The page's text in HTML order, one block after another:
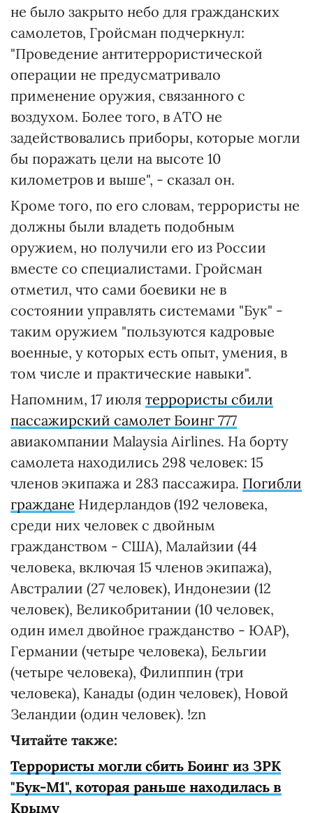
не было закрыто небо для гражданских
самолетов, Гройсман подчеркнул:
"Проведение антитеррористической
операции не предусматривало
применение оружия, связанного с
воздухом. Более того, в АТО не
задействовались приборы, которые могли
бы поражать цели на высоте 10
километров и выше", - сказал он.
Кроме того, по его словам, террористы не
должны были владеть подобным
оружием, но получили его из России
вместе со специалистами. Гройсман
отметил, что сами боевики не в
состоянии управлять системами "Бук" -
таким оружием "пользуются кадровые
военные, у которых есть опыт, умения, в
том числе и практические навыки".
Напомним, 17 июля террористы сбили
пассажирский самолет Боинг 777
авиакомпании Malaysia Airlines. На борту
самолета находились 298 человек: 15
членов экипажа и 283 пассажира. Погибли
граждане Нидерландов (192 человека,
среди них человек с двойным
гражданством - США), Малайзии (44
человека, включая 15 членов экипажа),
Австралии (27 человек), Индонезии (12
человек), Великобритании (10 человек,
один имел двойное гражданство - ЮАР),
Германии (четыре человека), Бельгии
(четыре человека), Филиппин (три
человека), Канады (один человек), Новой
Зеландии (один человек). !zn
Читайте также:
Террористы могли сбить Боинг из ЗРК
"Бук-М1", которая раньше находилась в
Крыму